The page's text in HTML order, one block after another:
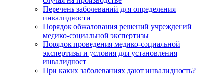
Перечень заболеваний для определения
инвалидности
Порядок обжалования решений учреждений
медико-социальной экспертизы
Порядок проведения медико-социальной
экспертизы и условия для установления
инвалидност
При каких заболеваниях дают инвалидность?